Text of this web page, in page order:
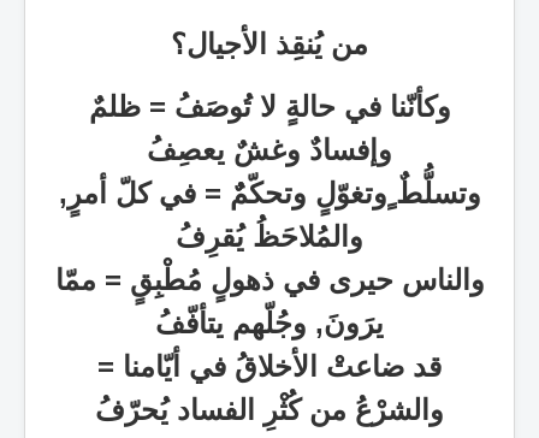
من يُنقِذ الأجيال؟
وكأنّنا في حالةٍ لا تُوصَفُ =ظلمٌ
وإفسادٌ وغشٌ يعصِفُ
وتسلُّطٌ ٍوتغوّلٍ وتحكّمٌٌ = في كلّ أمرٍ,
والمُلاحَظُ يُقرِفُ
والناس حيرى في ذهولٍ مُطْبِقٍ = ممّا
يرَونَ, وجُلّهم يتأفّفُ
قد ضاعتْ الأخلاقُ في أيّامنا =
والشرْعُ من كُثْرِ الفساد يُحرّفُ